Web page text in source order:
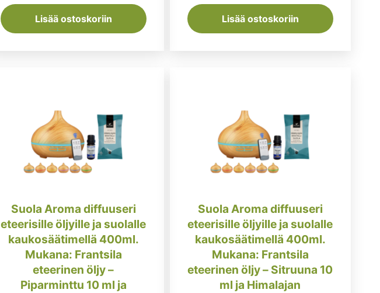
Lisää ostoskoriin Lisää ostoskoriin
Suola Aroma diffuuseri
eteerisille öljyille ja suolalle
kaukosäätimellä 400ml.
Mukana: Frantsila
eteerinen öljy –
Piparminttu 10 ml ja
Suola Aroma diffuuseri
eteerisille öljyille ja suolalle
kaukosäätimellä 400ml.
Mukana: Frantsila
eteerinen öljy – Sitruuna 10
ml ja Himalajan